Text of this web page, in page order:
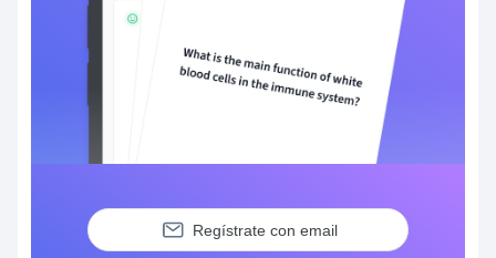
Regístrate con email